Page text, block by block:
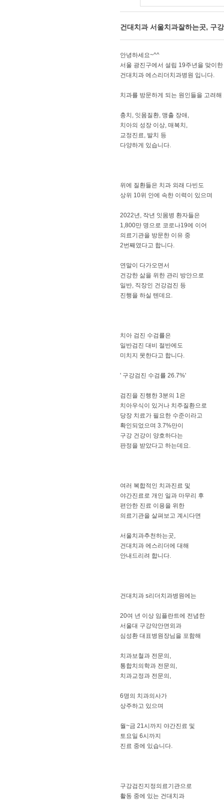
건대치과 서울치과잘하는곳, 구
안녕하세요~^^
서울 광진구에서 설립 19주년을 맞이한
건대치과 에스리더치과병원 입니다.
치과를 방문하게 되는 원인들을 고려해
충치, 잇몸질환, 맹출 장애,
치아의 성장 이상, 매복치,
교정진료, 발치 등
다양하게 있습니다.
위에 질환들은 치과 외래 다빈도
상위 10위 안에 속한 이력이 있으며
2022년, 작년 잇몸병 환자들은
1,800만 명으로 코로나19에 이어
의료기관을 방문한 이유 중
2번째였다고 합니다.
연말이 다가오면서
건강한 삶을 위한 관리 방안으로
일반, 직장인 건강검진 등
진행을 하실 텐데요.
치아 검진 수검률은
일반검진 대비 절반에도
미치지 못한다고 합니다.
' 구강검진 수검률 26.7%'
검진을 진행한 3분의 1은
치아우식이 있거나 치주질환으로
당장 치료가 필요한 수준이라고
확인되었으며 3.7%만이
구강 건강이 양호하다는
판정을 받았다고 하는데요.
여러 복합적인 치과진료 및
야간진료로 개인 일과 마무리 후
편안한 진료 이용을 위한
의료기관을 살펴보고 계시다면
서울치과추천하는곳,
건대치과 에스리더에 대해
안내드리려 합니다.
건대치과 s리더치과병원에는
​20여 년 이상 임플란트에 전념한
서울대 구강악안면외과
심성환 대표병원장님을 포함해
치과보철과 전문의,
통합치의학과 전문의,
치과교정과 전문의,
6명의 치과의사가
상주하고 있으며
월~금 21시까지 야간진료 및
토요일 6시까지
진료 중에 있습니다.
구강검진지정의료기관으로
활동 중에 있는 건대치과